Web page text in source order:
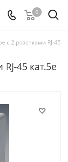
0
с 2 розетками RJ-45
45 кат.5е